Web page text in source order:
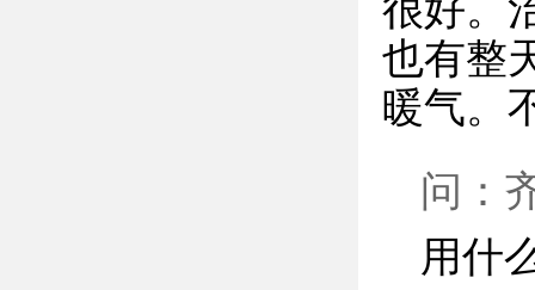
很好。
也有整
暖气。
问：
用什